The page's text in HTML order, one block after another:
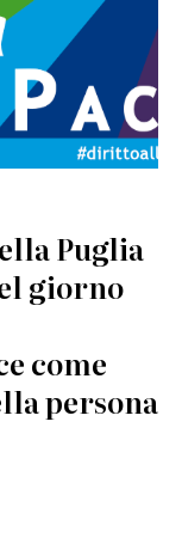
Puglia
giorno
come
persona